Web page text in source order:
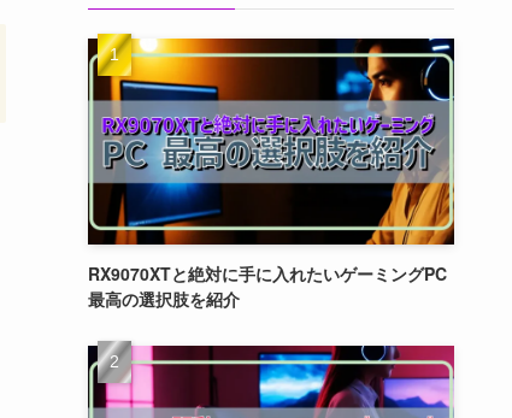
RX9070XTと絶対に手に入れたいゲーミングPC
最高の選択肢を紹介